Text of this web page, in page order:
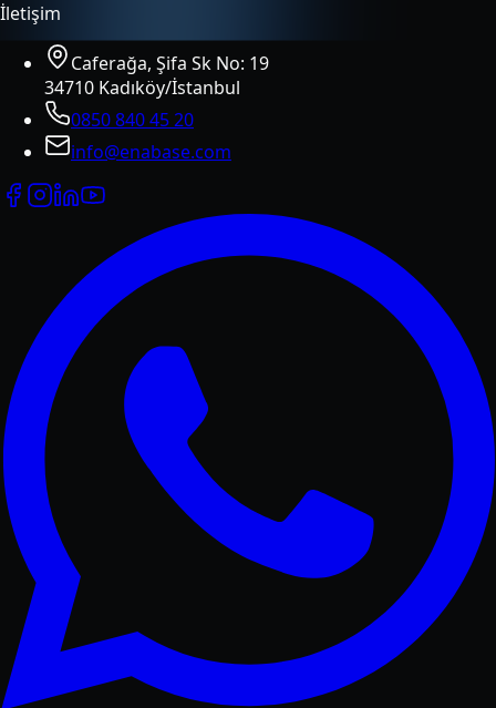
İletişim
Caferağa, Şifa Sk No: 19
34710 Kadıköy/İstanbul
0850 840 45 20
info@enabase.com